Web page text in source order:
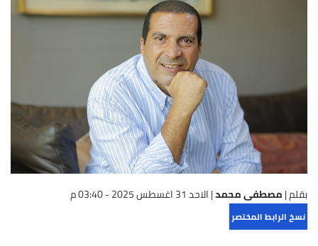
بقلم |مصطفى محمد|الاحد 31 اغسطس 2025 - 03:40 م
نسخ الرابط المختصر